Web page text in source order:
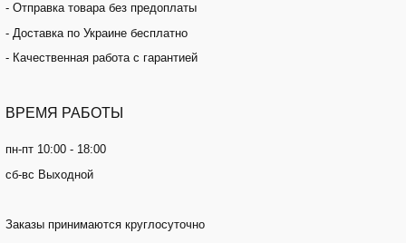
- Отправка товара без предоплаты
- Доставка по Украине бесплатно
- Качественная работа с гарантией
ВРЕМЯ РАБОТЫ
пн-пт 10:00 - 18:00
сб-вс Выходной
Заказы принимаются круглосуточно